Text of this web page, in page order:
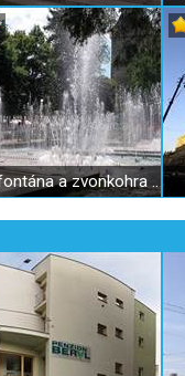
Spievajúca fontána a zvonkohra v Košiciach